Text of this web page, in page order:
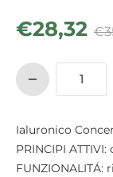
€28,32 €
Ialuronico
PRINCIPI